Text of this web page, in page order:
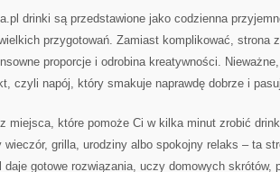
drinki są przedstawione jako codzienna
przygotowań. Zamiast komplikować, strona
proporcje i odrobina kreatywności.
czyli napój, który smakuje naprawdę dobrze i
miejsca, które pomoże Ci w kilka minut zrobić
wieczór, grilla, urodziny albo spokojny relaks – ta
daje gotowe rozwiązania, uczy domowych skrótów,